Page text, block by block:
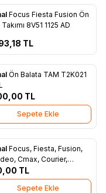
Ekle
Focus Fiesta Fusion Ön
Disk Takımı 8V51 1125 AD
TL
Ekle
Ön Balata TAM T2K021
TL
Sepete Ekle
Ekle
Focus, Fiesta, Fusion,
Cmax, Courier,
Dizel TAM
FDE
TL
Sepete Ekle